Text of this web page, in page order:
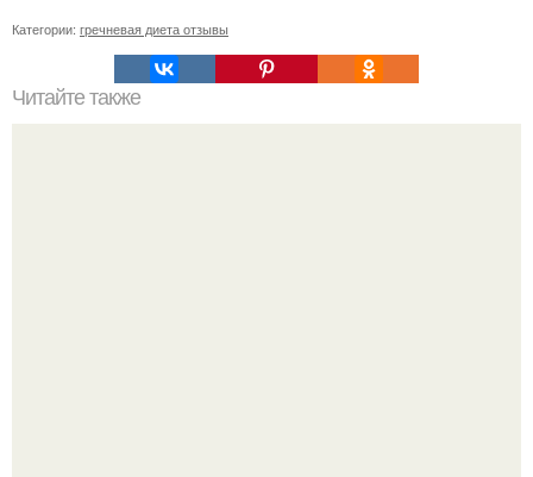
Категории: гречневая диета отзывы
Читайте также